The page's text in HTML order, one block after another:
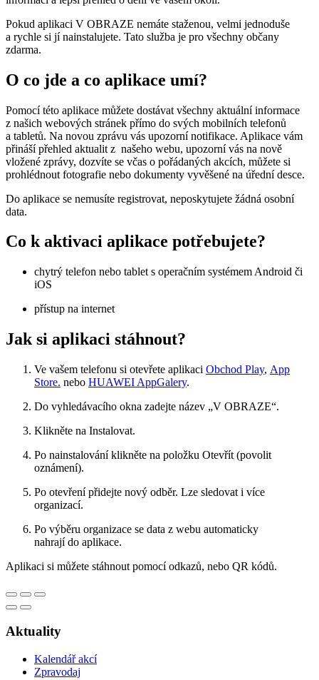
Pokud aplikaci V OBRAZE nemáte staženou, velmi jednoduše
a rychle si jí nainstalujete. Tato služba je pro všechny občany
zdarma.
O co jde a co aplikace umí?
Pomocí této aplikace můžete dostávat všechny aktuální informace
z našich webových stránek přímo do svých mobilních telefonů
a tabletů. Na novou zprávu vás upozorní notifikace. Aplikace vám
přináší přehled aktualit z našeho webu, upozorní vás na nově
vložené zprávy, dozvíte se včas o pořádaných akcích, můžete si
prohlédnout fotografie nebo dokumenty vyvěšené na úřední desce.
Do aplikace se nemusíte registrovat, neposkytujete žádná osobní
data.
Co k aktivaci aplikace potřebujete?
chytrý telefon nebo tablet s operačním systémem Android či
iOS
přístup na internet
Jak si aplikaci stáhnout?
Ve vašem telefonu si otevřete aplikaci Obchod Play, App
Store. nebo HUAWEI AppGalery.
Do vyhledávacího okna zadejte název „V OBRAZE“.
Klikněte na Instalovat.
Po nainstalování klikněte na položku Otevřít (povolit
oznámení).
Po otevření přidejte nový odběr. Lze sledovat i více
organizací.
Po výběru organizace se data z webu automaticky
nahrají do aplikace.
Aplikaci si můžete stáhnout pomocí odkazů, nebo QR kódů.
Aktuality
Kalendář akcí
Zpravodaj